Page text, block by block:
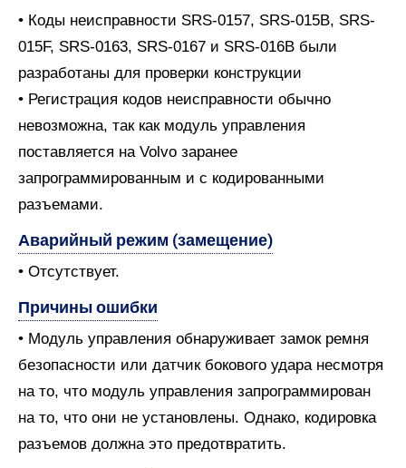
• Коды неисправности SRS-0157, SRS-015B, SRS-
015F, SRS-0163, SRS-0167 и SRS-016B были
разработаны для проверки конструкции
• Регистрация кодов неисправности обычно
невозможна, так как модуль управления
поставляется на Volvo заранее
запрограммированным и с кодированными
разъемами.
Аварийный режим (замещение)
• Отсутствует.
Причины ошибки
• Модуль управления обнаруживает замок ремня
безопасности или датчик бокового удара несмотря
на то, что модуль управления запрограммирован
на то, что они не установлены. Однако, кодировка
разъемов должна это предотвратить.